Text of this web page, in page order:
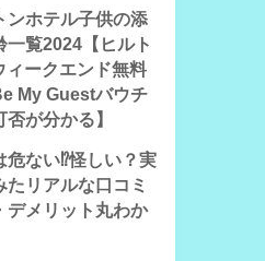
ンホテル子供の添
一覧2024【ヒルト
ィークエンド無料
My Guestバウチ
が分かる】
危ない⁉怪しい？実
たリアルな口コミ
デメリット丸わか